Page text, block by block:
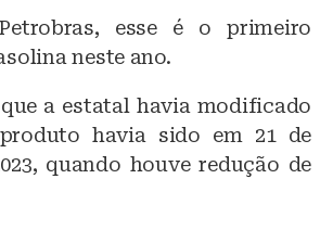
esse é o primeiro
neste ano.
a estatal havia modificado
havia sido em 21 de
quando houve redução de